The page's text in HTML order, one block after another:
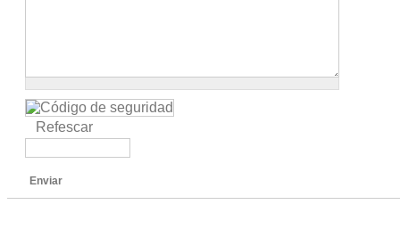
Refescar
Enviar